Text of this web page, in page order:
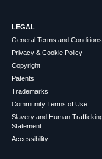
LEGAL
General Terms and Conditions
Privacy & Cookie Policy
Copyright
Patents
Trademarks
Community Terms of Use
Slavery and Human
Statement
Accessibility